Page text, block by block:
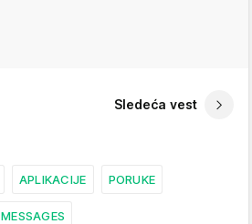
Sledeća vest
APLIKACIJE PORUKE